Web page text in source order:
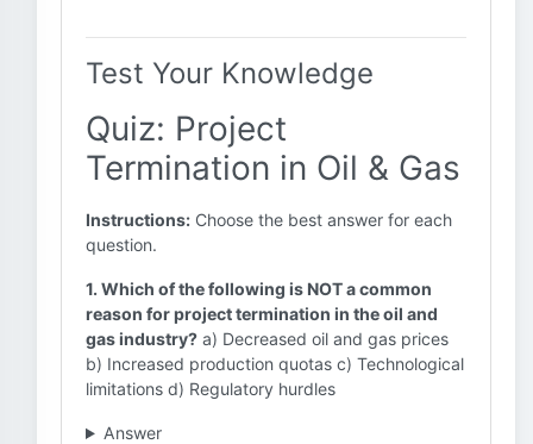
Test Your Knowledge
Quiz: Project
Termination in Oil & Gas
Instructions: Choose the best answer for each
question.
1. Which of the following is NOT a common
reason for project termination in the oil and
gas industry? a) Decreased oil and gas prices
b) Increased production quotas c) Technological
limitations d) Regulatory hurdles
Answer